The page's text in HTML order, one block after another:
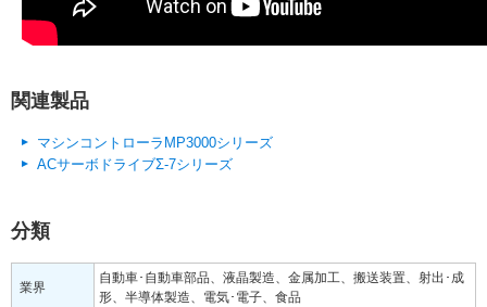
関連製品
マシンコントローラMP3000シリーズ
ACサーボドライブΣ-7シリーズ
分類
業界
自動車･自動車部品、液晶製造、金属加工、搬送装置、射出･成
形、半導体製造、電気･電子、食品